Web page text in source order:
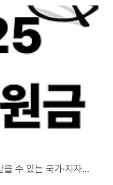
👓 2025 안경지원금 총정리 실제로 받을 수 있는 국가·지자체 안경 보조금 안내